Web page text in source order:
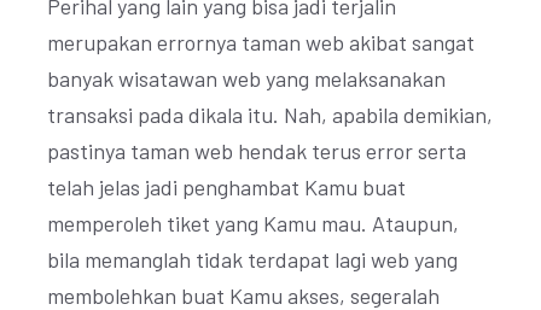
Perihal yang lain yang bisa jadi terjalin
merupakan errornya taman web akibat sangat
banyak wisatawan web yang melaksanakan
transaksi pada dikala itu. Nah, apabila demikian,
pastinya taman web hendak terus error serta
telah jelas jadi penghambat Kamu buat
memperoleh tiket yang Kamu mau. Ataupun,
bila memanglah tidak terdapat lagi web yang
membolehkan buat Kamu akses, segeralah